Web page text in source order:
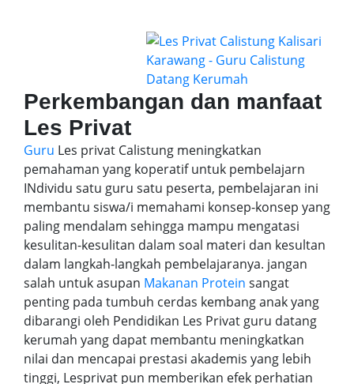
Perkembangan dan manfaat
Les Privat
Guru Les privat Calistung meningkatkan
pemahaman yang koperatif untuk pembelajarn
INdividu satu guru satu peserta, pembelajaran ini
membantu siswa/i memahami konsep-konsep yang
paling mendalam sehingga mampu mengatasi
kesulitan-kesulitan dalam soal materi dan kesultan
dalam langkah-langkah pembelajaranya. jangan
salah untuk asupan Makanan Protein sangat
penting pada tumbuh cerdas kembang anak yang
dibarangi oleh Pendidikan Les Privat guru datang
kerumah yang dapat membantu meningkatkan
nilai dan mencapai prestasi akademis yang lebih
tinggi, Lesprivat pun memberikan efek perhatian